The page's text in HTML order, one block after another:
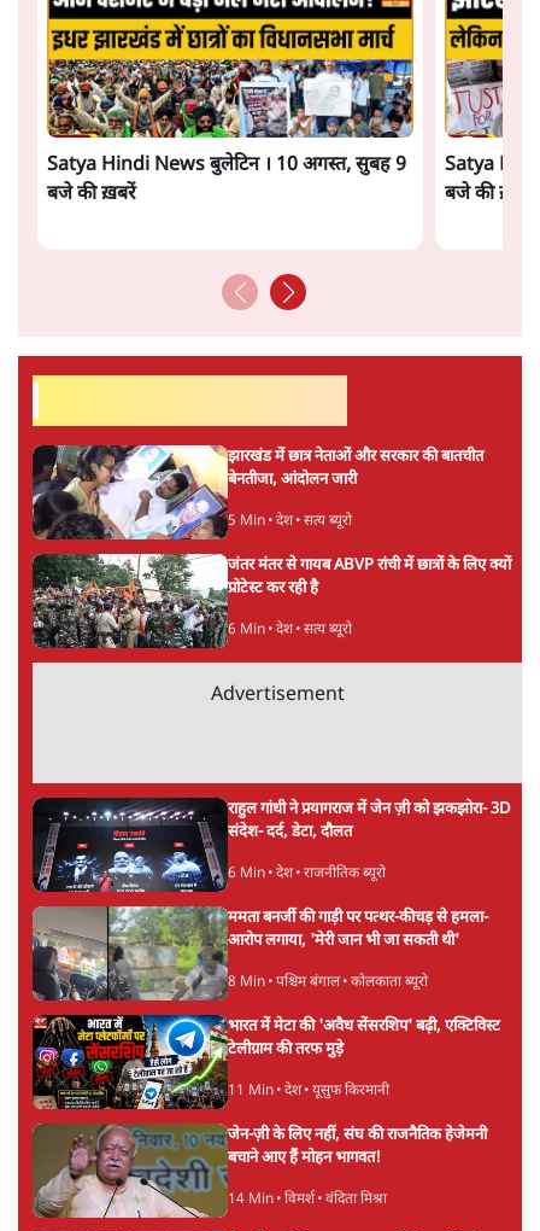
Satya Hindi News बुलेटिन । 10 अगस्त, सुबह 9
बजे की ख़बरें
Satya
बजे की ख़बरें
झारखंड में छात्र नेताओं और सरकार की बातचीत
बेनतीजा, आंदोलन जारी
5 Min• देश• सत्य ब्यूरो
जंतर मंतर से गायब ABVP रांची में छात्रों के लिए क्यों
प्रोटेस्ट कर रही है
6 Min• देश• सत्य ब्यूरो
Advertisement
राहुल गांधी ने प्रयागराज में जेन ज़ी को झकझोरा- 3D
संदेश- दर्द, डेटा, दौलत
6 Min• देश• राजनीतिक ब्यूरो
ममता बनर्जी की गाड़ी पर पत्थर-कीचड़ से हमला-
आरोप लगाया, 'मेरी जान भी जा सकती थी'
8 Min• पश्चिम बंगाल• कोलकाता ब्यूरो
भारत में मेटा की 'अवैध सेंसरशिप' बढ़ी, एक्टिविस्ट
टेलीग्राम की तरफ मुड़े
11 Min• देश• यूसुफ किरमानी
जेन-ज़ी के लिए नहीं, संघ की राजनैतिक हेजेमनी
बचाने आए हैं मोहन भागवत!
14 Min• विमर्श• वंदिता मिश्रा